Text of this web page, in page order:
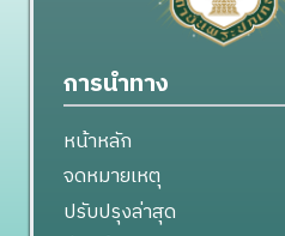
การนำทาง
หน้าหลัก
จดหมายเหตุ
ปรับปรุงล่าสุด